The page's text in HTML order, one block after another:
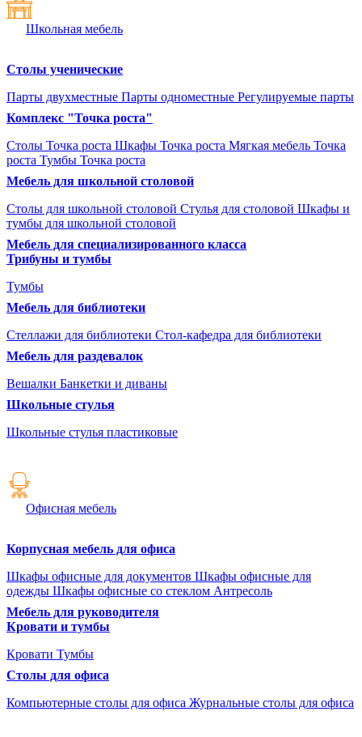
Школьная мебель
Столы ученические
Парты двухместные Парты одноместные Регулируемые парты
Комплекс "Точка роста"
Столы Точка роста Шкафы Точка роста Мягкая мебель Точка
роста Тумбы Точка роста
Мебель для школьной столовой
Столы для школьной столовой Стулья для столовой Шкафы и
тумбы для школьной столовой
Мебель для специализированного класса
Трибуны и тумбы
Тумбы
Мебель для библиотеки
Стеллажи для библиотеки Стол-кафедра для библиотеки
Мебель для раздевалок
Вешалки Банкетки и диваны
Школьные стулья
Школьные стулья пластиковые
Офисная мебель
Корпусная мебель для офиса
Шкафы офисные для документов Шкафы офисные для
одежды Шкафы офисные со стеклом Антресоль
Мебель для руководителя
Кровати и тумбы
Кровати Тумбы
Столы для офиса
Компьютерные столы для офиса Журнальные столы для офиса